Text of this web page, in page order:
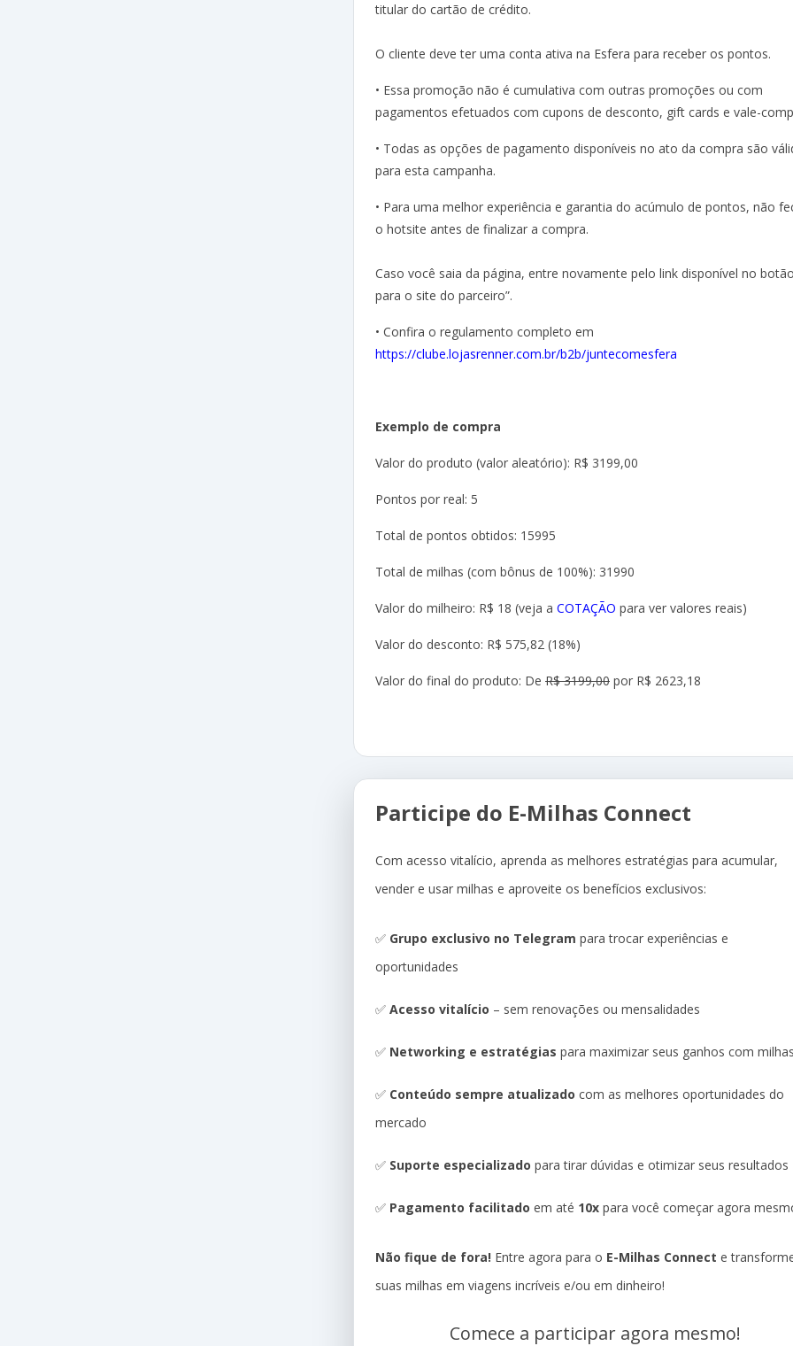
titular do cartão de crédito.
O cliente deve ter uma conta ativa na Esfera para receber os pontos.
• Essa promoção não é cumulativa com outras promoções ou com
pagamentos efetuados com cupons de desconto, gift cards e vale-
• Todas as opções de pagamento disponíveis no ato da compra são
para esta campanha.
• Para uma melhor experiência e garantia do acúmulo de pontos, não
o hotsite antes de finalizar a compra.
Caso você saia da página, entre novamente pelo link disponível no
para o site do parceiro”.
• Confira o regulamento completo em
https://clube.lojasrenner.com.br/b2b/juntecomesfera
Exemplo de compra
Valor do produto (valor aleatório): R$ 3199,00
Pontos por real: 5
Total de pontos obtidos: 15995
Total de milhas (com bônus de 100%): 31990
Valor do milheiro: R$ 18 (veja a COTAÇÃO para ver valores reais)
Valor do desconto: R$ 575,82 (18%)
Valor do final do produto: De R$ 3199,00 por R$ 2623,18
Participe do E-Milhas Connect
Com acesso vitalício, aprenda as melhores estratégias para acumular,
vender e usar milhas e aproveite os benefícios exclusivos:
✅ Grupo exclusivo no Telegram para trocar experiências e
oportunidades
✅ Acesso vitalício – sem renovações ou mensalidades
✅ Networking e estratégias para maximizar seus ganhos com milhas
✅ Conteúdo sempre atualizado com as melhores oportunidades do
mercado
✅ Suporte especializado para tirar dúvidas e otimizar seus resultados
✅ Pagamento facilitado em até 10x para você começar agora
Não fique de fora! Entre agora para o E-Milhas Connect e
suas milhas em viagens incríveis e/ou em dinheiro!
Comece a participar agora mesmo!